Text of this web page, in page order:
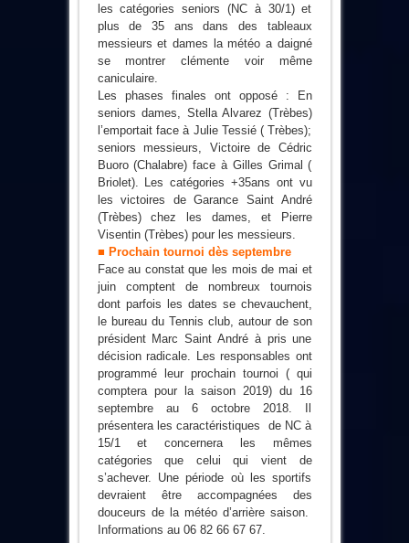
les catégories seniors (NC à 30/1) et
plus de 35 ans dans des tableaux
messieurs et dames la météo a daigné
se montrer clémente voir même
caniculaire.
Les phases finales ont opposé : En
seniors dames, Stella Alvarez (Trèbes)
l’emportait face à Julie Tessié ( Trèbes);
seniors messieurs, Victoire de Cédric
Buoro (Chalabre) face à Gilles Grimal (
Briolet). Les catégories +35ans ont vu
les victoires de Garance Saint André
(Trèbes) chez les dames, et Pierre
Visentin (Trèbes) pour les messieurs.
■ Prochain tournoi dès septembre
Face au constat que les mois de mai et
juin comptent de nombreux tournois
dont parfois les dates se chevauchent,
le bureau du Tennis club, autour de son
président Marc Saint André à pris une
décision radicale. Les responsables ont
programmé leur prochain tournoi ( qui
comptera pour la saison 2019) du 16
septembre au 6 octobre 2018. Il
présentera les caractéristiques de NC à
15/1 et concernera les mêmes
catégories que celui qui vient de
s’achever. Une période où les sportifs
devraient être accompagnées des
douceurs de la météo d’arrière saison.
Informations au 06 82 66 67 67.